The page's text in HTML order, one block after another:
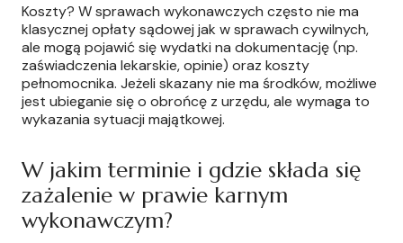
Koszty? W sprawach wykonawczych często nie ma
klasycznej opłaty sądowej jak w sprawach cywilnych,
ale mogą pojawić się wydatki na dokumentację (np.
zaświadczenia lekarskie, opinie) oraz koszty
pełnomocnika. Jeżeli skazany nie ma środków, możliwe
jest ubieganie się o obrońcę z urzędu, ale wymaga to
wykazania sytuacji majątkowej.
W jakim terminie i gdzie składa się
zażalenie w prawie karnym
wykonawczym?